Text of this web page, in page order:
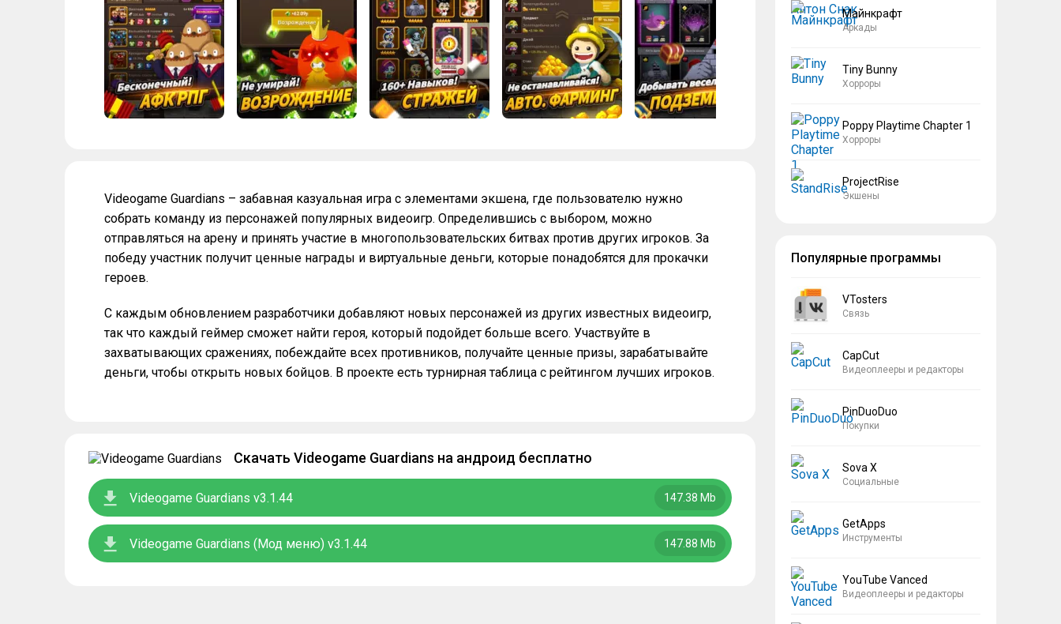
Videogame Guardians – забавная казуальная игра с элементами экшена, где пользователю нужно
собрать команду из персонажей популярных видеоигр. Определившись с выбором, можно
отправляться на арену и принять участие в многопользовательских битвах против других игроков. За
победу участник получит ценные награды и виртуальные деньги, которые понадобятся для прокачки
героев.
С каждым обновлением разработчики добавляют новых персонажей из других известных видеоигр,
так что каждый геймер сможет найти героя, который подойдет больше всего. Участвуйте в
захватывающих сражениях, побеждайте всех противников, получайте ценные призы, зарабатывайте
деньги, чтобы открыть новых бойцов. В проекте есть турнирная таблица с рейтингом лучших игроков.
Скачать Videogame Guardians на андроид бесплатно
Videogame Guardians v3.1.44 147.38 Mb
Videogame Guardians (Мод меню) v3.1.44 147.88 Mb
Майнкрафт
Аркады
Tiny Bunny
Хорроры
Poppy Playtime Chapter 1
Хорроры
ProjectRise
Экшены
Популярные программы
VTosters
Связь
CapCut
Видеоплееры и редакторы
PinDuoDuo
Покупки
Sova X
Социальные
GetApps
Инструменты
YouTube Vanced
Видеоплееры и редакторы